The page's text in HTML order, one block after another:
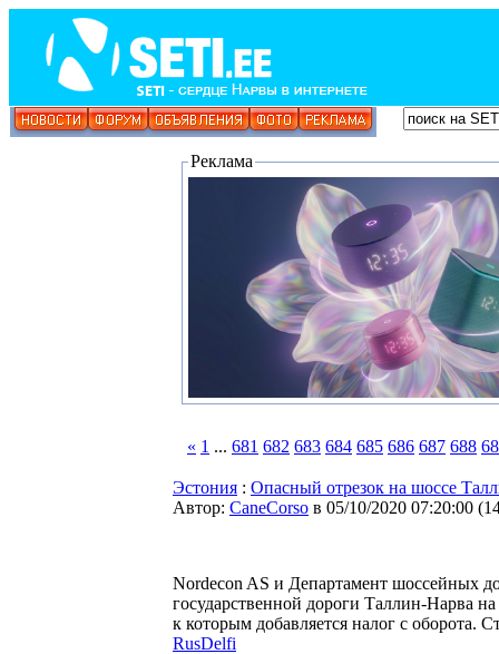
Реклама
« 1 ... 681 682 683 684 685 686 687 688
Эстония : Опасный отрезок на шоссе
Автор: CaneCorso в 05/10/2020 07:20:00 (
Nordecon AS и Департамент шоссейных
государственной дороги Таллин-Нарва
к которым добавляется налог с оборота.
RusDelfi